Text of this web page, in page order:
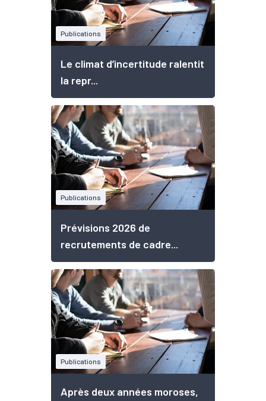
Publications
Le climat d’incertitude ralentit
la repr...
Publications
Prévisions 2026 de
recrutements de cadre...
Publications
Après deux années moroses,